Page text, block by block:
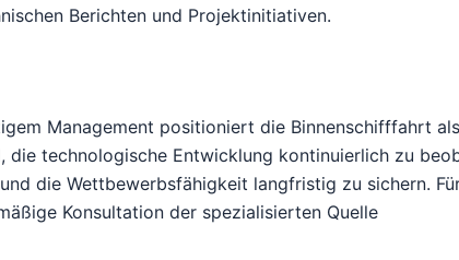
Berichten und Projektinitiativen.
Management positioniert die Binnenschifffahrt
technologische Entwicklung kontinuierlich zu
die Wettbewerbsfähigkeit langfristig zu sichern.
Konsultation der spezialisierten Quelle